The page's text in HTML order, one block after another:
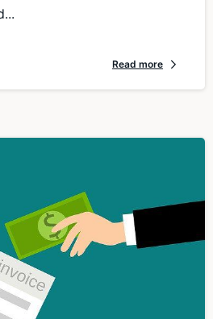
Read more